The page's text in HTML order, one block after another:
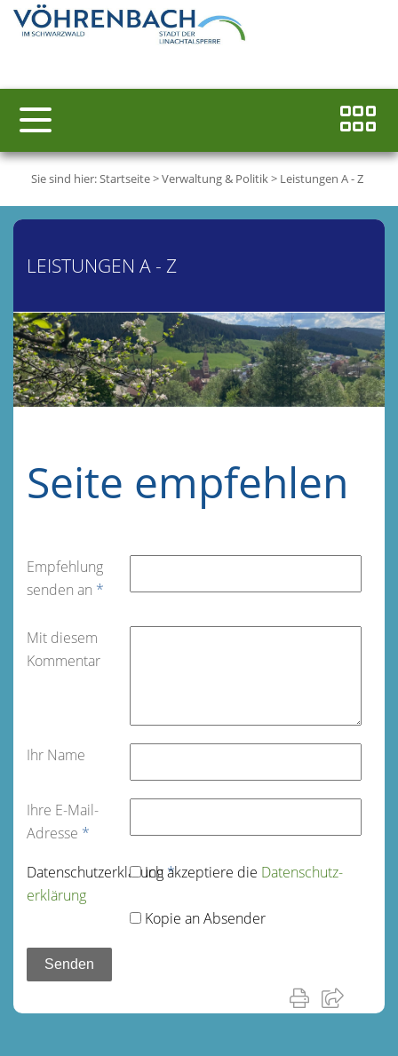
Sie sind hier:Startseite>Verwaltung & Politik> Leistungen A - Z
LEISTUNGEN A - Z
Seite empfehlen
Empfehlung
senden an *
Mit diesem
Kommentar
Ihr Name
Ihre E-Mail-
Adresse *
Datenschutz­erklärung*
Ich akzeptiere die Datenschutz­
erklärung
Kopie an Absender